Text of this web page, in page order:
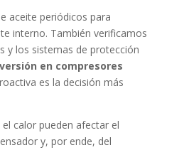
aceite periódicos para
interno. También verificamos
y los sistemas de protección
en compresores
es la decisión más
calor pueden afectar el
y, por ende, del